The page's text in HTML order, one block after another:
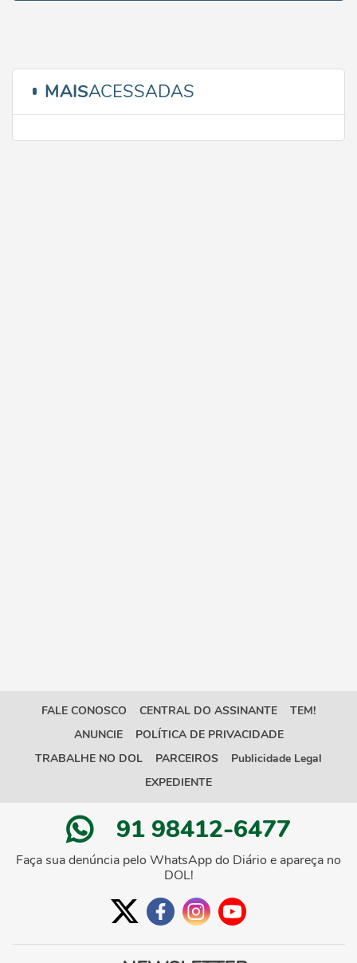
MAISACESSADAS
FALE CONOSCO CENTRAL DO ASSINANTE
TEM!
ANUNCIE
POLÍTICA DE PRIVACIDADE
TRABALHE NO DOL
PARCEIROS
Publicidade Legal
EXPEDIENTE
91 98412-6477
Faça sua denúncia pelo WhatsApp do Diário e apareça no
DOL!